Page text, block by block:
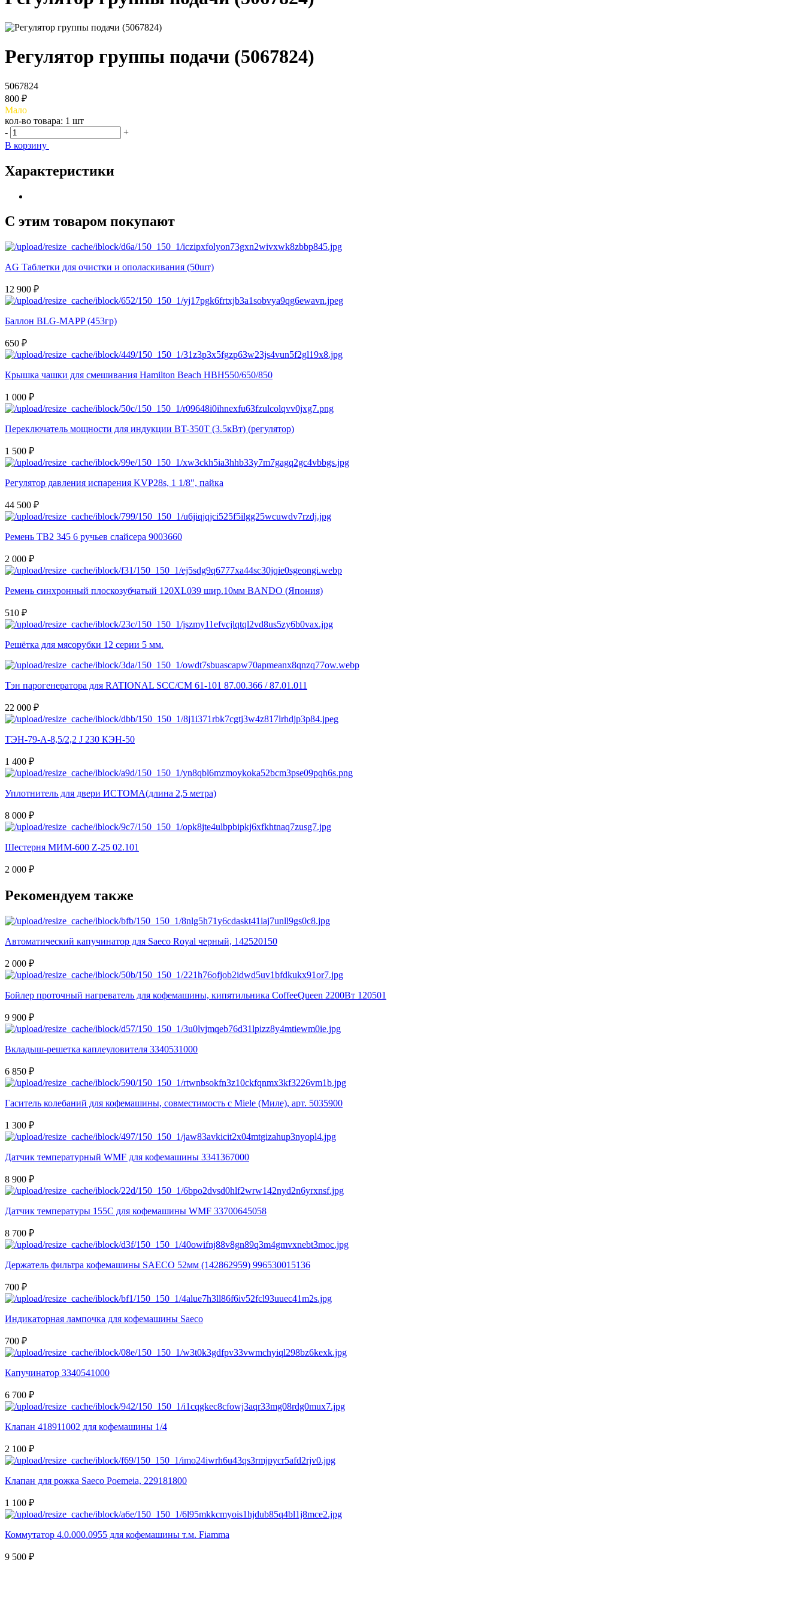
Регулятор группы подачи (5067824)
5067824
800 ₽
Мало
кол-во товара: 1 шт
-
+
В корзину
Характеристики
С этим товаром покупают
AG Таблетки для очистки и ополаскивания (50шт)
12 900 ₽
Баллон BLG-MAPP (453гр)
650 ₽
Крышка чашки для смешивания Hamilton Beach HBH550/650/850
1 000 ₽
Переключатель мощности для индукции BT-350T (3.5кВт) (регулятор)
1 500 ₽
Регулятор давления испарения KVP28s, 1 1/8", пайка
44 500 ₽
Ремень TB2 345 6 ручьев слайсера 9003660
2 000 ₽
Ремень синхронный плоскозубчатый 120XL039 шир.10мм BANDO (Япония)
510 ₽
Решётка для мясорубки 12 серии 5 мм.
Тэн парогенератора для RATIONAL SCC/CM 61-101 87.00.366 / 87.01.011
22 000 ₽
ТЭН-79-А-8,5/2,2 J 230 КЭН-50
1 400 ₽
Уплотнитель для двери ИСТОМА(длина 2,5 метра)
8 000 ₽
Шестерня МИМ-600 Z-25 02.101
2 000 ₽
Рекомендуем также
Автоматический капучинатор для Saeco Royal черный, 142520150
2 000 ₽
Бойлер проточный нагреватель для кофемашины, кипятильника CoffeeQueen 2200Вт 120501
9 900 ₽
Вкладыш-решетка каплеуловителя 3340531000
6 850 ₽
Гаситель колебаний для кофемашины, совместимость с Miele (Миле), арт. 5035900
1 300 ₽
Датчик температурный WMF для кофемашины 3341367000
8 900 ₽
Датчик температуры 155С для кофемашины WMF 33700645058
8 700 ₽
Держатель фильтра кофемашины SAECO 52мм (142862959) 996530015136
700 ₽
Индикаторная лампочка для кофемашины Saeco
700 ₽
Капучинатор 3340541000
6 700 ₽
Клапан 418911002 для кофемашины 1/4
2 100 ₽
Клапан для рожка Saeco Poemeia, 229181800
1 100 ₽
Коммутатор 4.0.000.0955 для кофемашины т.м. Fiamma
9 500 ₽